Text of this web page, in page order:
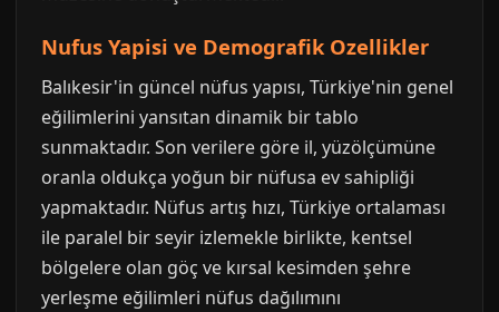
Nufus Yapisi ve Demografik Ozellikler
Balıkesir'in güncel nüfus yapısı, Türkiye'nin genel
eğilimlerini yansıtan dinamik bir tablo
sunmaktadır. Son verilere göre il, yüzölçümüne
oranla oldukça yoğun bir nüfusa ev sahipliği
yapmaktadır. Nüfus artış hızı, Türkiye ortalaması
ile paralel bir seyir izlemekle birlikte, kentsel
bölgelere olan göç ve kırsal kesimden şehre
yerleşme eğilimleri nüfus dağılımını